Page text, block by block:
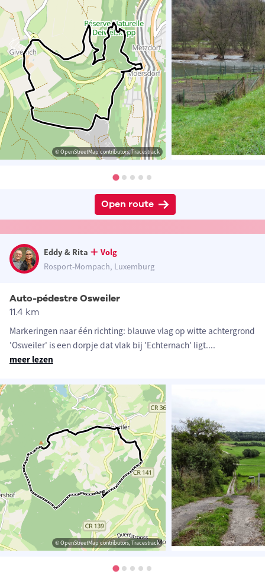
© OpenStreetMap contributors, Tracestrack
Open route
Eddy & Rita
Volg
Rosport-Mompach, Luxemburg
Auto-pédestre Osweiler
11.4 km
Markeringen naar één richting: blauwe vlag op witte achtergrond
'Osweiler' is een dorpje dat vlak bij 'Echternach' ligt....
meer lezen
© OpenStreetMap contributors, Tracestrack